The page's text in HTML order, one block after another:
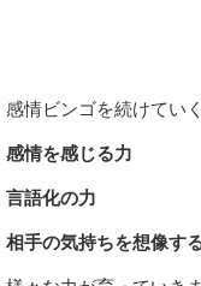
感情ビンゴを続けていく
感情を感じる力
言語化の力
相手の気持ちを想像す